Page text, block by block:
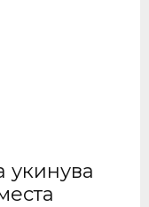
укинува